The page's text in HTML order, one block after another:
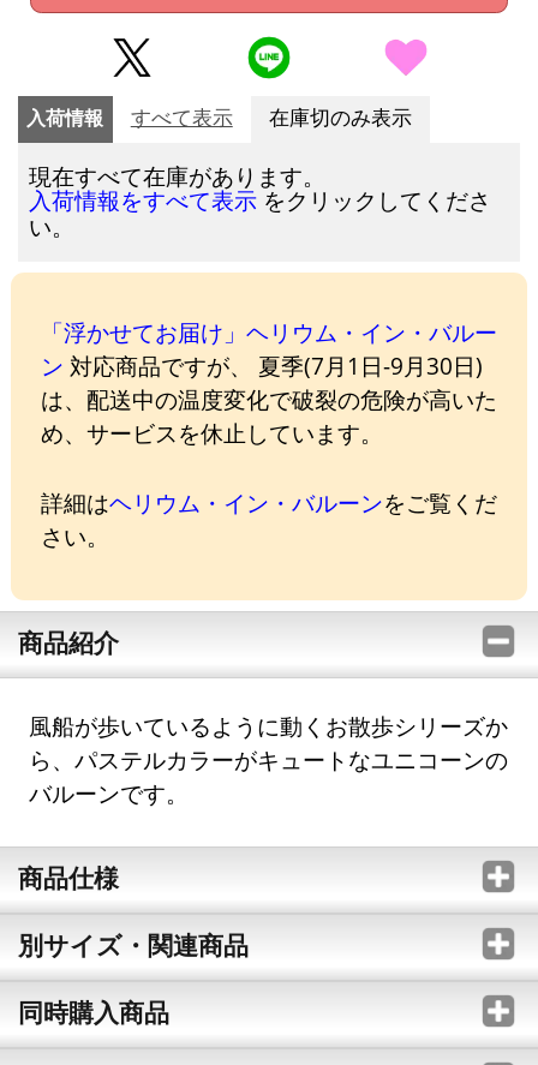
入荷情報 すべて表示 在庫切のみ表示
現在すべて在庫があります。
入荷情報をすべて表示 をクリックしてくださ
い。
「浮かせてお届け」ヘリウム・イン・バルー
ン 対応商品ですが、 夏季(7月1日-9月30日)
は、配送中の温度変化で破裂の危険が高いた
め、サービスを休止しています。
詳細はヘリウム・イン・バルーンをご覧くだ
さい。
商品紹介
風船が歩いているように動くお散歩シリーズか
ら、パステルカラーがキュートなユニコーンの
バルーンです。
商品仕様
別サイズ・関連商品
同時購入商品